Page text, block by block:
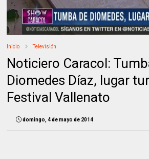
Inicio Televisión
Noticiero Caracol:
Diomedes Díaz, lugar
Festival Vallenato
domingo, 4 de mayo de 2014